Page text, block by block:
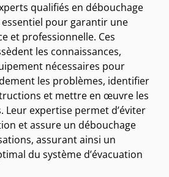
qualifiés en débouchage
pour garantir une
et professionnelle. Ces
les connaissances,
nécessaires pour
les problèmes, identifier
et mettre en œuvre les
Leur expertise permet d’éviter
et assure un débouchage
assurant ainsi un
du système d’évacuation